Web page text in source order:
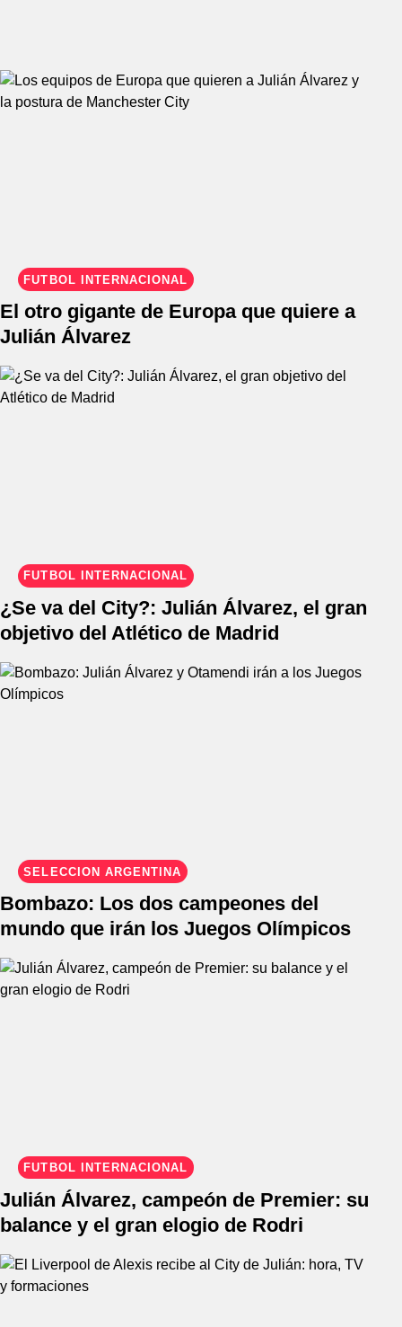
FÚTBOL INTERNACIONAL
El otro gigante de Europa que quiere a
Julián Álvarez
FÚTBOL INTERNACIONAL
¿Se va del City?: Julián Álvarez, el gran
objetivo del Atlético de Madrid
SELECCIÓN ARGENTINA
Bombazo: Los dos campeones del
mundo que irán los Juegos Olímpicos
FÚTBOL INTERNACIONAL
Julián Álvarez, campeón de Premier: su
balance y el gran elogio de Rodri